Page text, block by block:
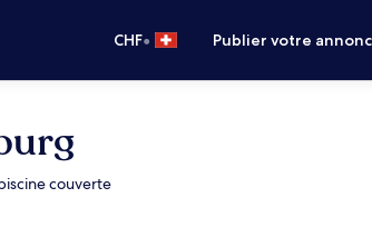
CHF• Publier votre
couverte